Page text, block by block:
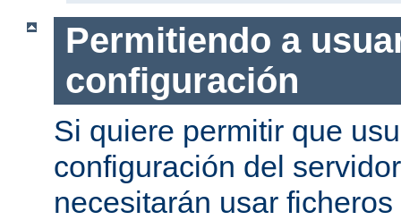
Permitiendo a
configuración
Si quiere permitir que
configuración del
necesitarán usar ficheros